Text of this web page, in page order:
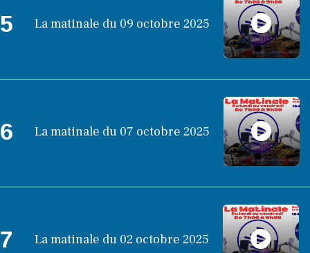
5 La matinale du 09 octobre 2025
6 La matinale du 07 octobre 2025
7 La matinale du 02 octobre 2025